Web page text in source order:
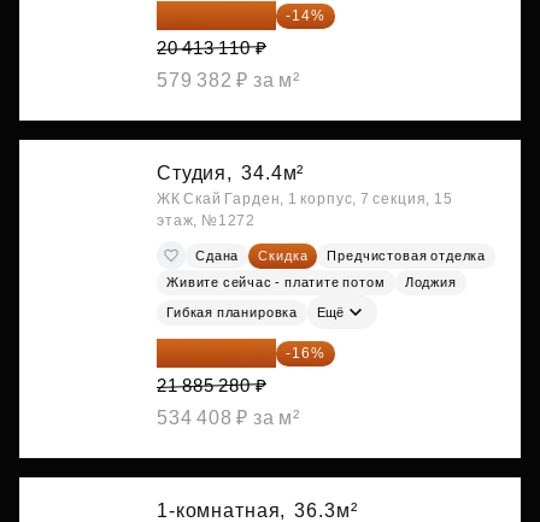
17 555 275 ₽ -14%
20 413 110 ₽
579 382 ₽ за м²
Студия, 34.4м²
ЖК Скай Гарден, 1 корпус, 7 секция, 15
этаж, №1272
Сдана Скидка
Предчистовая отделка
Живите сейчас - платите потом
Лоджия
Гибкая планировка Ещё
18 383 635 ₽ -16%
21 885 280 ₽
534 408 ₽ за м²
1-комнатная, 36.3м²